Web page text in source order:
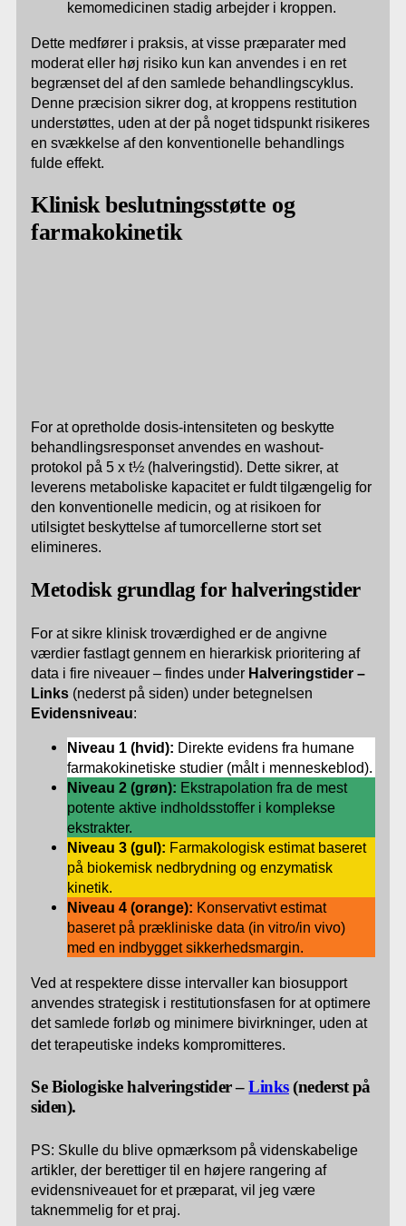
kemomedicinen stadig arbejder i kroppen.
Dette medfører i praksis, at visse præparater med
moderat eller høj risiko kun kan anvendes i en ret
begrænset del af den samlede behandlingscyklus.
Denne præcision sikrer dog, at kroppens restitution
understøttes, uden at der på noget tidspunkt risikeres
en svækkelse af den konventionelle behandlings
fulde effekt.
Klinisk beslutningsstøtte og
farmakokinetik
For at opretholde dosis-intensiteten og beskytte
behandlingsresponset anvendes en washout-
protokol på 5 x t½ (halveringstid). Dette sikrer, at
leverens metaboliske kapacitet er fuldt tilgængelig for
den konventionelle medicin, og at risikoen for
utilsigtet beskyttelse af tumorcellerne stort set
elimineres.
Metodisk grundlag for halveringstider
For at sikre klinisk troværdighed er de angivne
værdier fastlagt gennem en hierarkisk prioritering af
data i fire niveauer – findes under Halveringstider –
Links (nederst på siden) under betegnelsen
Evidensniveau:
Niveau 1 (hvid): Direkte evidens fra humane
farmakokinetiske studier (målt i menneskeblod).
Niveau 2 (grøn): Ekstrapolation fra de mest
potente aktive indholdsstoffer i komplekse
ekstrakter.
Niveau 3 (gul): Farmakologisk estimat baseret
på biokemisk nedbrydning og enzymatisk
kinetik.
Niveau 4 (orange): Konservativt estimat
baseret på prækliniske data (in vitro/in vivo)
med en indbygget sikkerhedsmargin.
Ved at respektere disse intervaller kan biosupport
anvendes strategisk i restitutionsfasen for at optimere
det samlede forløb og minimere bivirkninger, uden at
det terapeutiske indeks kompromitteres.
Se Biologiske halveringstider –Links(nederst på
siden).
PS: Skulle du blive opmærksom på videnskabelige
artikler, der berettiger til en højere rangering af
evidensniveauet for et præparat, vil jeg være
taknemmelig for et praj.